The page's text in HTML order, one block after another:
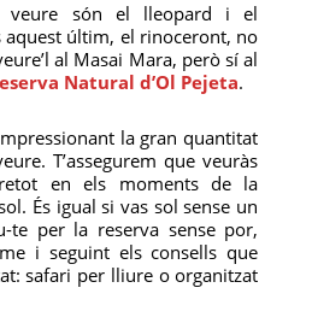
veure són el lleopard i el
aquest últim, el rinoceront, no
al Masai Mara, però sí al
Natural d’Ol Pejeta.
la gran quantitat
T’assegurem que veuràs
en els moments de la
És igual si vas sol sense un
te per la reserva sense por,
i seguint els consells que
safari per lliure o organitzat